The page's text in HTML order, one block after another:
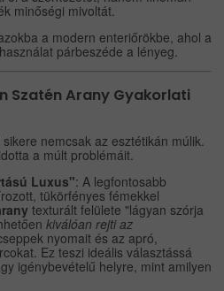
minőségi mivoltát.
a modern enteriőrökbe, ahol a
párbeszéde a lényeg.
Szatén Arany Gyakorlati
nemcsak az esztétikán múlik.
a múlt problémáit.
Luxus": A legfontosabb
tükörfényes fémekkel
texturált felülete "lágyan szórja
kiválóan rejti az
nyomait és az apró,
Ez teszi ideális választássá
igénybevételű helyre, mint amilyen